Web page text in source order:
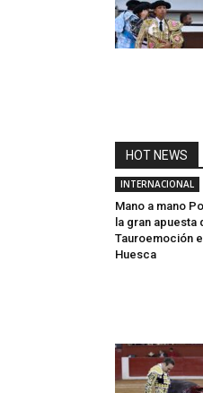
HOT NEWS
INTERNACIONAL
Mano a mano
la gran apuesta
Tauroemoción
Huesca